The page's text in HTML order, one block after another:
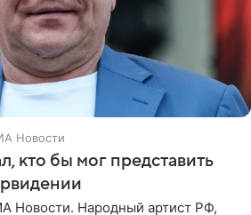
Новости
кто бы мог представить
Новости. Народный артист РФ,